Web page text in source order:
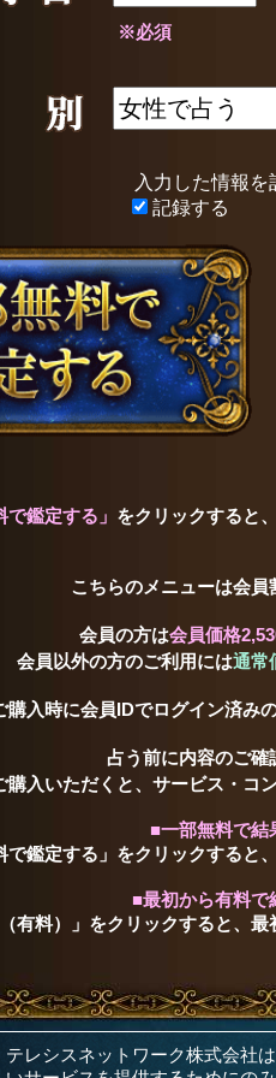
※必須
入力した情報を
記録する
鑑定する」 をクリックすると
こちらのメニューは会員
会員の方は会員価格
会員以外の方のご利用には通常
入時に会員IDでログイン済み
占う前に内容のご確
購入いただくと、サービス・コ
■一部無料で結
で鑑定する」をクリックすると
■最初から有料で
有料）」をクリックすると、最
テレシスネットワーク株式会社